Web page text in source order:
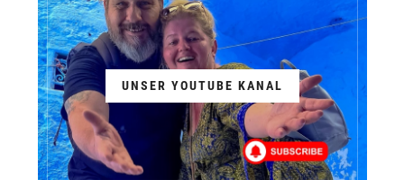
UNSER YOUTUBE KANAL